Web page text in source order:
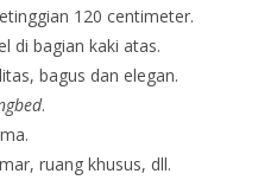
120 centimeter.
di bagian kaki atas.
bagus dan elegan.
.
ruang khusus, dll.